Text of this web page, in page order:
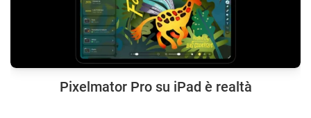
Pixelmator Pro su iPad è realtà